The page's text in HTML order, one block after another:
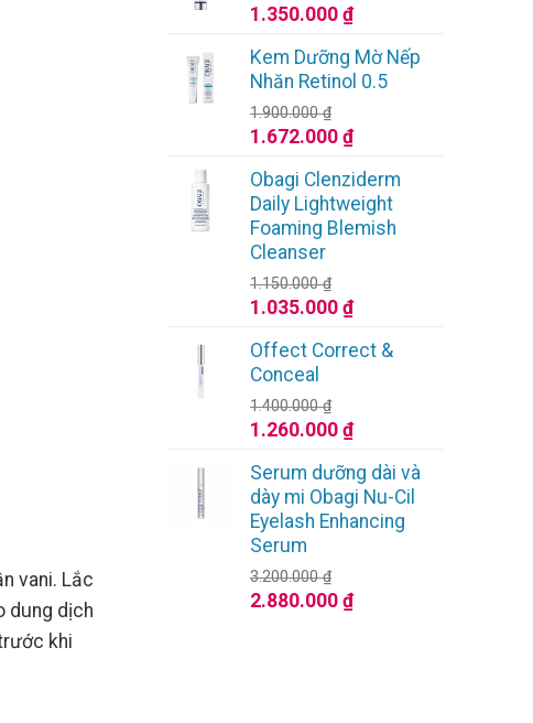
vani. Lắc
dung dịch
khi
Giá
là:
1.500.000 ₫.
1.350.000 ₫Giá
tại
là:
Kem Dưỡng Mờ Nếp
Nhăn Retinol 0.5
1.900.000₫
Giá
là:
1.900.000 ₫.
1.672.000 ₫Giá
tại
là:
1.672.000 ₫.
Obagi Clenziderm
Daily Lightweight
Foaming Blemish
Cleanser
1.150.000₫
Giá
là:
1.150.000 ₫.
1.035.000 ₫Giá
tại
Offect Correct &
Conceal
1.400.000₫
Giá
là:
1.400.000 ₫.
1.260.000 ₫Giá
tại
là:
1.260.000 ₫.
Serum dưỡng dài và
dày mi Obagi Nu-Cil
Eyelash Enhancing
Serum
3.200.000₫
Giá
2.880.000 ₫Giá